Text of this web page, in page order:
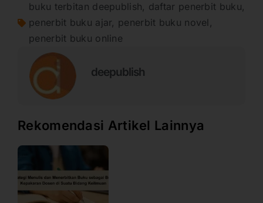
buku terbitan deepublish, daftar penerbit buku,
penerbit buku ajar, penerbit buku novel ,
penerbit buku online
deepublish
Rekomendasi Artikel Lainnya